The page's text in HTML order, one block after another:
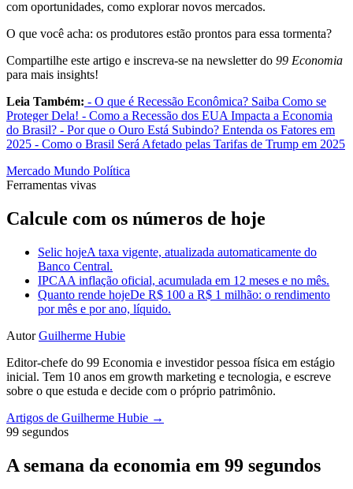
com oportunidades, como explorar novos mercados.
O que você acha: os produtores estão prontos para essa tormenta?
Compartilhe este artigo e inscreva-se na newsletter do 99 Economia
para mais insights!
Leia Também: - O que é Recessão Econômica? Saiba Como se
Proteger Dela! - Como a Recessão dos EUA Impacta a Economia
do Brasil? - Por que o Ouro Está Subindo? Entenda os Fatores em
2025 - Como o Brasil Será Afetado pelas Tarifas de Trump em 2025
Mercado Mundo Política
Ferramentas vivas
Calcule com os números de hoje
Selic hojeA taxa vigente, atualizada automaticamente do
Banco Central.
IPCAA inflação oficial, acumulada em 12 meses e no mês.
Quanto rende hojeDe R$ 100 a R$ 1 milhão: o rendimento
por mês e por ano, líquido.
Autor Guilherme Hubie
Editor-chefe do 99 Economia e investidor pessoa física em estágio
inicial. Tem 10 anos em growth marketing e tecnologia, e escreve
sobre o que estuda e decide com o próprio patrimônio.
Artigos de Guilherme Hubie →
99 segundos
A semana da economia em 99 segundos